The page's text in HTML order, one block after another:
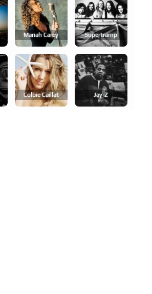
Mariah Carey Supertramp
Colbie Caillat Jay-Z